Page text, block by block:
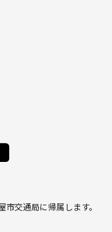
交通局に帰属します。